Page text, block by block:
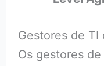
Gestores de TI
Os gestores